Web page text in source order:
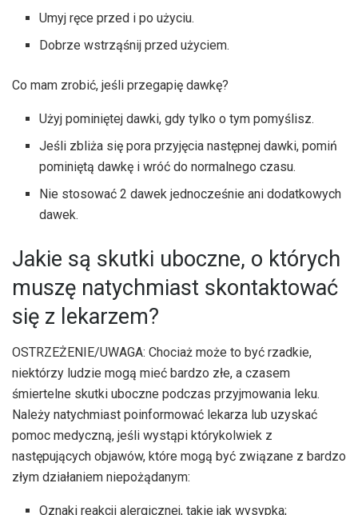
Umyj ręce przed i po użyciu.
Dobrze wstrząśnij przed użyciem.
Co mam zrobić, jeśli przegapię dawkę?
Użyj pominiętej dawki, gdy tylko o tym pomyślisz.
Jeśli zbliża się pora przyjęcia następnej dawki, pomiń
pominiętą dawkę i wróć do normalnego czasu.
Nie stosować 2 dawek jednocześnie ani dodatkowych
dawek.
Jakie są skutki uboczne, o których
muszę natychmiast skontaktować
się z lekarzem?
OSTRZEŻENIE/UWAGA: Chociaż może to być rzadkie,
niektórzy ludzie mogą mieć bardzo złe, a czasem
śmiertelne skutki uboczne podczas przyjmowania leku.
Należy natychmiast poinformować lekarza lub uzyskać
pomoc medyczną, jeśli wystąpi którykolwiek z
następujących objawów, które mogą być związane z bardzo
złym działaniem niepożądanym:
Oznaki reakcji alergicznej, takie jak wysypka;